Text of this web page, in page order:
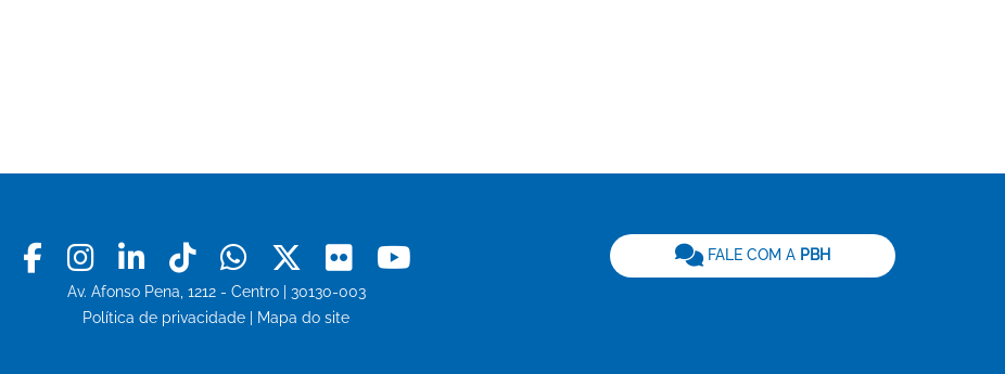
Facebook
Instagram
LinkedinTiktokWhatsapp
X Flickr
Av. Afonso Pena, 1212 - Centro | 30130-003
Política de privacidade
Mapa do site
FALE COM A PBH